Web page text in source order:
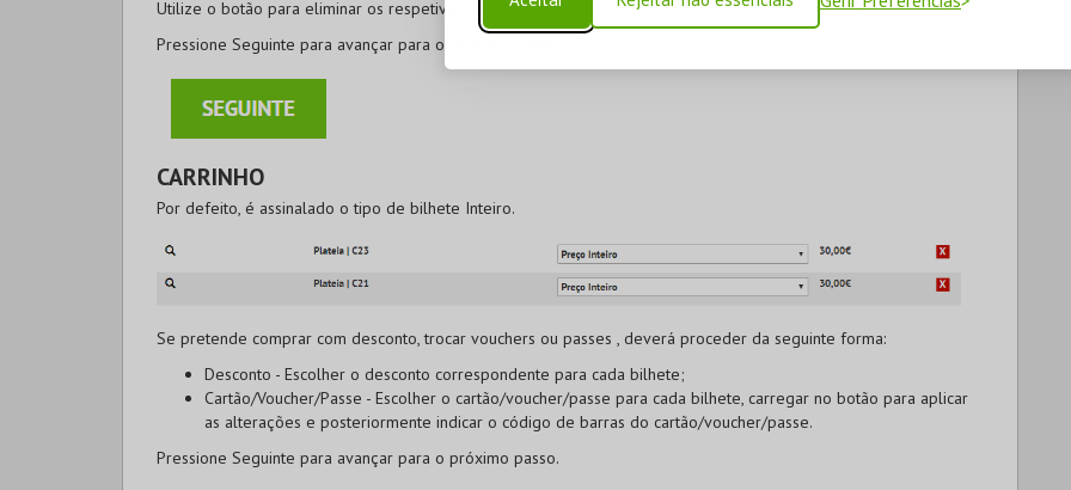
Utilize o botão para eliminar os respetivos bilhetes.
Pressione Seguinte para avançar para o próximo passo.
CARRINHO
Por defeito, é assinalado o tipo de bilhete Inteiro.
Se pretende comprar com desconto, trocar vouchers ou passes , deverá proceder da seguinte forma:
Desconto - Escolher o desconto correspondente para cada bilhete;
Cartão/Voucher/Passe - Escolher o cartão/voucher/passe para cada bilhete, carregar no botão para aplicar
as alterações e posteriormente indicar o código de barras do cartão/voucher/passe.
Pressione Seguinte para avançar para o próximo passo.